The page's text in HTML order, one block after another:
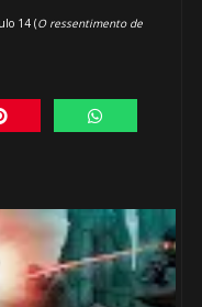
14 (O ressentimento de